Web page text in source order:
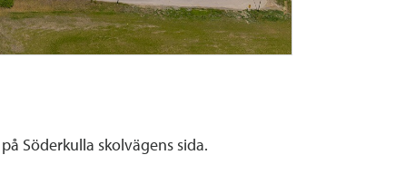
Söderkulla skolvägens sida.